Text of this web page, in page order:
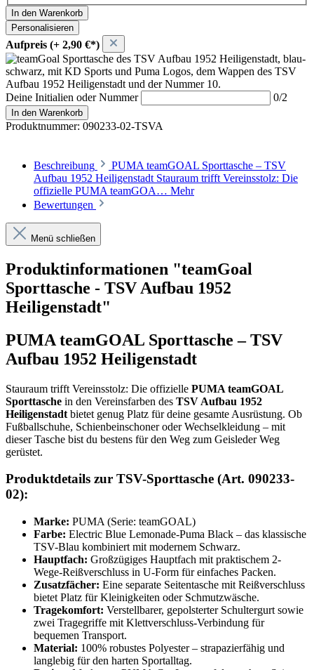
In den Warenkorb
Personalisieren
Aufpreis (+ 2,90 €*)
Deine Initialien oder Nummer 0/2
In den Warenkorb
Produktnummer: 090233-02-TSVA
Beschreibung
PUMA teamGOAL Sporttasche – TSV
Aufbau 1952 Heiligenstadt Stauraum trifft Vereinsstolz: Die
offizielle PUMA teamGOA… Mehr
Bewertungen
Menü schließen
Produktinformationen "teamGoal
Sporttasche - TSV Aufbau 1952
Heiligenstadt"
PUMA teamGOAL Sporttasche – TSV
Aufbau 1952 Heiligenstadt
Stauraum trifft Vereinsstolz: Die offizielle PUMA teamGOAL
Sporttasche in den Vereinsfarben des TSV Aufbau 1952
Heiligenstadt bietet genug Platz für deine gesamte Ausrüstung. Ob
Fußballschuhe, Schienbeinschoner oder Wechselkleidung – mit
dieser Tasche bist du bestens für den Weg zum Geisleder Weg
gerüstet.
Produktdetails zur TSV-Sporttasche (Art. 090233-
02):
Marke: PUMA (Serie: teamGOAL)
Farbe: Electric Blue Lemonade-Puma Black – das klassische
TSV-Blau kombiniert mit modernem Schwarz.
Hauptfach: Großzügiges Hauptfach mit praktischem 2-
Wege-Reißverschluss in U-Form für einfaches Packen.
Zusatzfächer: Eine separate Seitentasche mit Reißverschluss
bietet Platz für Kleinigkeiten oder Schmutzwäsche.
Tragekomfort: Verstellbarer, gepolsterter Schultergurt sowie
zwei Tragegriffe mit Klettverschluss-Verbindung für
bequemen Transport.
Material: 100% robustes Polyester – strapazierfähig und
langlebig für den harten Sportalltag.